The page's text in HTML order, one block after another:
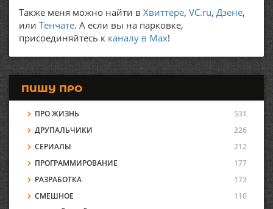
Также меня можно найти в Хвиттере, VC.ru, Дзене,
или Тенчате. А если вы на парковке,
присоединяйтесь к каналу в Max!
ПИШУ ПРО
ПРО ЖИЗНЬ
531
ДРУПАЛЬЧИКИ
226
СЕРИАЛЫ
212
ПРОГРАММИРОВАНИЕ
177
РАЗРАБОТКА
173
СМЕШНОЕ
110